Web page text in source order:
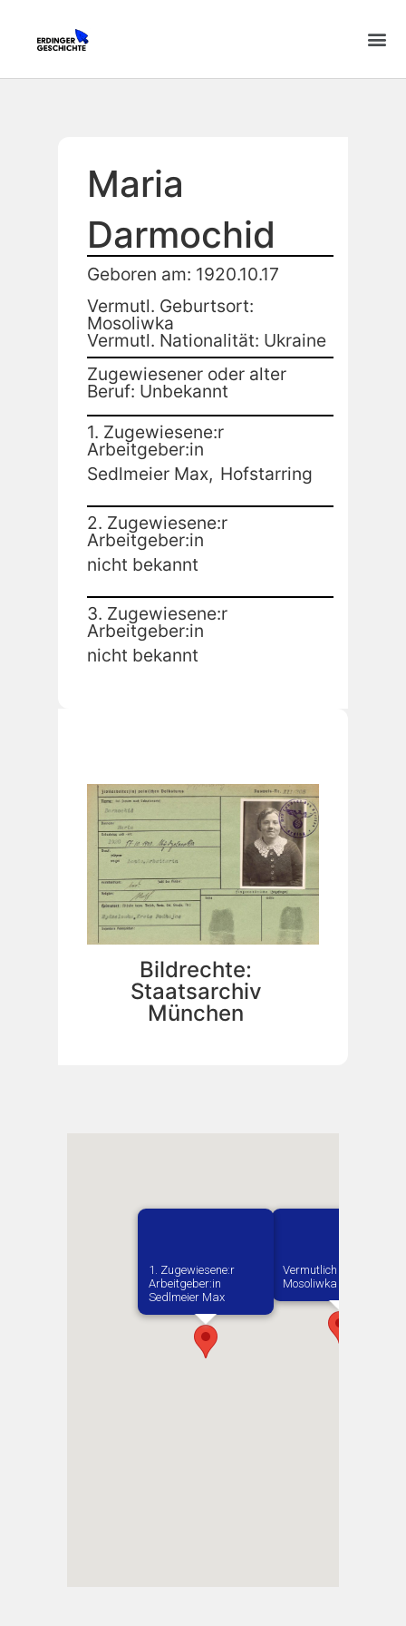
Maria
Darmochid
Geboren am: 1920.10.17
Vermutl. Geburtsort:
Mosoliwka
Vermutl. Nationalität: Ukraine
Zugewiesener oder alter
Beruf: Unbekannt
1. Zugewiesene:r
Arbeitgeber:in
Sedlmeier Max, Hofstarring
2. Zugewiesene:r
Arbeitgeber:in
nicht bekannt
3. Zugewiesene:r
Arbeitgeber:in
nicht bekannt
Bildrechte:
Staatsarchiv
München
Vermutlich geboren in
Mosoliwka
1. Zugewiesene:r
Arbeitgeber:in​
Sedlmeier Max